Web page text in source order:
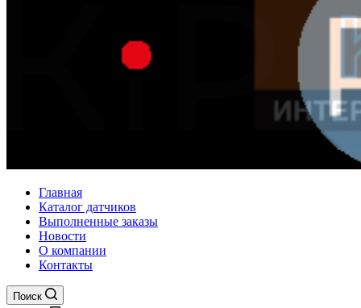
Главная
Каталог датчиков
Выполненные заказы
Новости
О компании
Контакты
Поиск